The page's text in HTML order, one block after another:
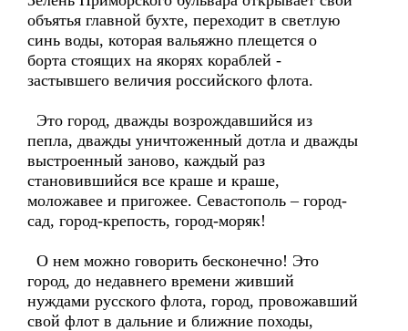
объятья главной бухте, переходит в светлую
синь воды, которая вальяжно плещется о
борта стоящих на якорях кораблей -
застывшего величия российского флота.
Это город, дважды возрождавшийся из
пепла, дважды уничтоженный дотла и дважды
выстроенный заново, каждый раз
становившийся все краше и краше,
моложавее и пригожее. Севастополь – город-
сад, город-крепость, город-моряк!
О нем можно говорить бесконечно! Это
город, до недавнего времени живший
нуждами русского флота, город, провожавший
свой флот в дальние и ближние походы,